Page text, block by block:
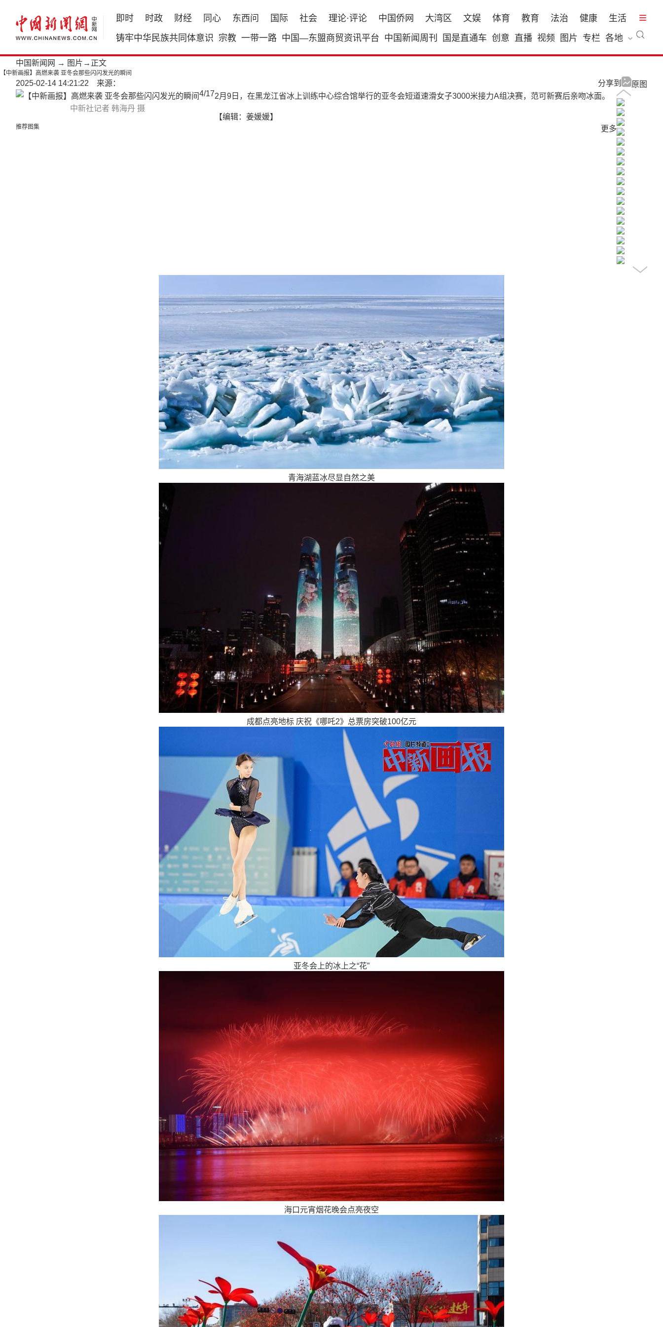
即时 时政 财经 同心 东西问 国际 社会 理论·评论 中国侨网 大湾区 文娱 体育 教育 法治 健康
生活
铸牢中华民族共同体意识 宗教 一带一路 中国—东盟商贸资讯平台 中国新闻周刊 国是直通车 创意 直播 视频 图片 专栏 各地
中国新闻网 → 图片 →正文
【中新画报】高燃来袭 亚冬会那些闪闪发光的瞬间
2025-02-14 14:21:22 来源： 原图
分享到
中新社记者 韩海丹 摄
4/172月9日，在黑龙江省冰上训练中心综合馆举行的亚冬会短道速滑女子3000米接力A组决赛，范可新赛后亲吻冰面。
【编辑：姜媛媛】
推荐图集 更多
青海湖蓝冰尽显自然之美
成都点亮地标 庆祝《哪吒2》总票房突破100亿元
亚冬会上的冰上之“花”
海口元宵烟花晚会点亮夜空